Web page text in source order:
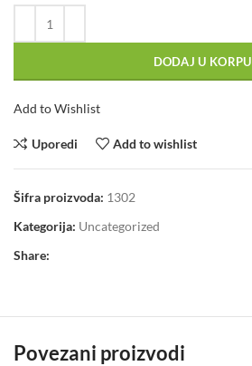
DODAJ U KORPU
Add to Wishlist
Uporedi Add to wishlist
Šifra proizvoda: 1302
Kategorija: Uncategorized
Share:
Povezani proizvodi